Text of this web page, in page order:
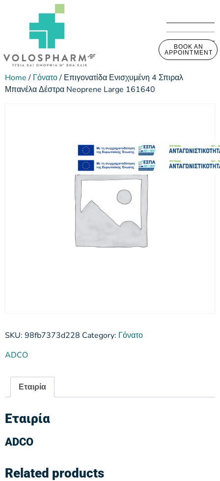
BOOK AN
APPOINTMENT
Home/ Γόνατο/ Επιγονατίδα Ενισχυμένη 4 Σπιραλ
Μπανέλα Δέστρα Neoprene Large 161640
SKU: 98fb7373d228 Category: Γόνατο
ADCO
Εταιρία
Εταιρία
ADCO
Related products